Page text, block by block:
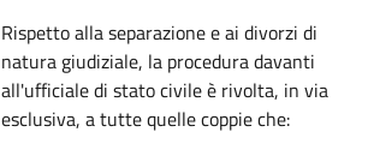
Rispetto alla separazione e ai divorzi di
natura giudiziale, la procedura davanti
all'ufficiale di stato civile è rivolta, in via
esclusiva, a tutte quelle coppie che: